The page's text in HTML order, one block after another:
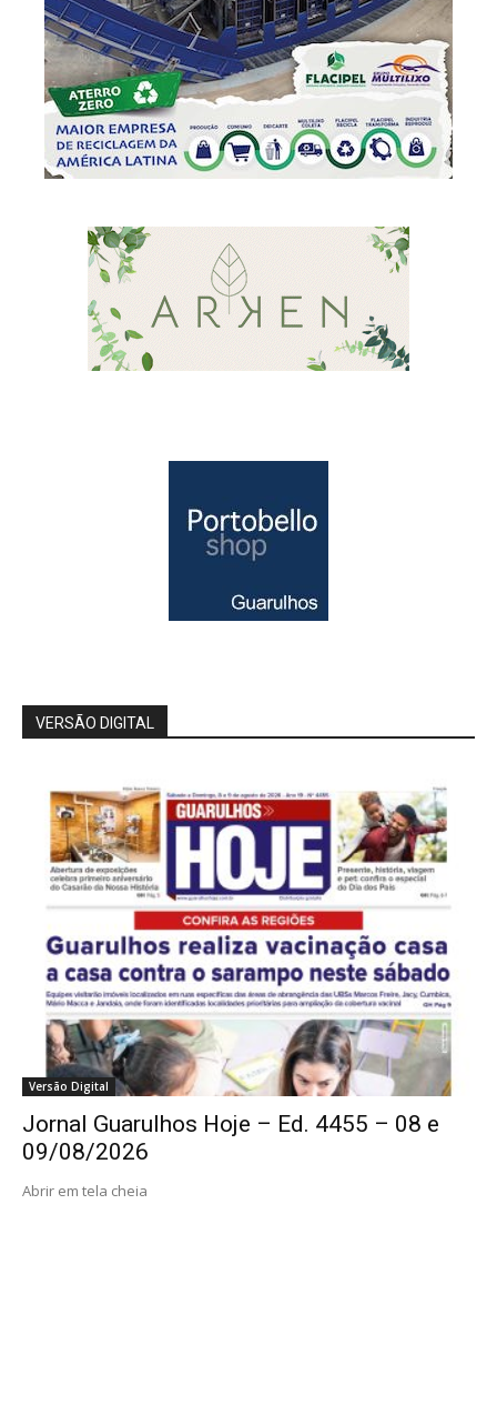
VERSÃO DIGITAL
Versão Digital
Jornal Guarulhos Hoje – Ed. 4455 – 08 e
09/08/2026
Abrir em tela cheia